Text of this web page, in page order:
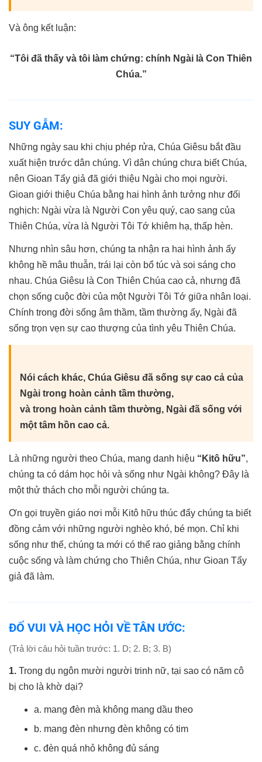
Và ông kết luận:
“Tôi đã thấy và tôi làm chứng: chính Ngài là Con Thiên
Chúa.”
SUY GẪM:
Những ngày sau khi chịu phép rửa, Chúa Giêsu bắt đầu
xuất hiện trước dân chúng. Vì dân chúng chưa biết Chúa,
nên Gioan Tẩy giả đã giới thiệu Ngài cho mọi người.
Gioan giới thiệu Chúa bằng hai hình ảnh tưởng như đối
nghịch: Ngài vừa là Người Con yêu quý, cao sang của
Thiên Chúa, vừa là Người Tôi Tớ khiêm hạ, thấp hèn.
Nhưng nhìn sâu hơn, chúng ta nhận ra hai hình ảnh ấy
không hề mâu thuẫn, trái lại còn bổ túc và soi sáng cho
nhau. Chúa Giêsu là Con Thiên Chúa cao cả, nhưng đã
chọn sống cuộc đời của một Người Tôi Tớ giữa nhân loại.
Chính trong đời sống âm thầm, tầm thường ấy, Ngài đã
sống trọn vẹn sự cao thượng của tình yêu Thiên Chúa.
Nói cách khác, Chúa Giêsu đã sống sự cao cả của
Ngài trong hoàn cảnh tầm thường,
và trong hoàn cảnh tầm thường, Ngài đã sống với
một tâm hồn cao cả.
Là những người theo Chúa, mang danh hiệu “Kitô hữu”,
chúng ta có dám học hỏi và sống như Ngài không? Đây là
một thử thách cho mỗi người chúng ta.
Ơn gọi truyền giáo nơi mỗi Kitô hữu thúc đẩy chúng ta biết
đồng cảm với những người nghèo khó, bé mọn. Chỉ khi
sống như thế, chúng ta mới có thể rao giảng bằng chính
cuộc sống và làm chứng cho Thiên Chúa, như Gioan Tẩy
giả đã làm.
ĐỐ VUI VÀ HỌC HỎI VỀ TÂN ƯỚC:
(Trả lời câu hỏi tuần trước: 1. D; 2. B; 3. B)
1. Trong dụ ngôn mười người trinh nữ, tại sao có năm cô
bị cho là khờ dại?
a. mang đèn mà không mang dầu theo
b. mang đèn nhưng đèn không có tim
c. đèn quá nhỏ không đủ sáng